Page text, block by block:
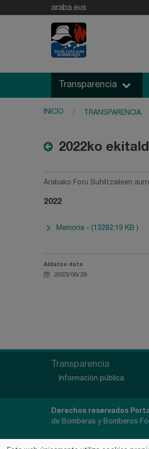
araba.eus
Transparencia
INICIO TRANSPARENCIA
2022ko
Arabako Foru Suhiltzaileen
2022
Memoria - (13282,19 KB )
Aldatze data
2023/06/26
Transparencia
Información pública
Derechos reservados
de Bomberas y Bomberos